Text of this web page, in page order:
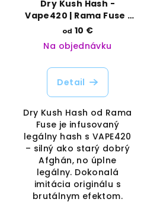
Dry Kush Hash -
Vape420 | Rama Fuse |
Vaporama
od 10 €
Na objednávku
Detail
Dry Kush Hash od Rama
Fuse je infusovaný
legálny hash s VAPE420
– silný ako starý dobrý
Afghán, no úplne
legálny. Dokonalá
imitácia originálu s
brutálnym efektom.